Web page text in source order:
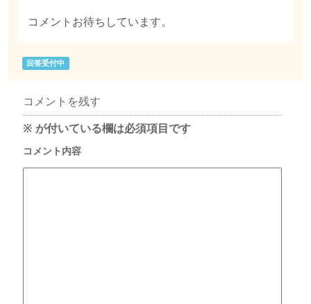
コメントお待ちしています。
回答受付中
コメントを残す
※ が付いている欄は必須項目です